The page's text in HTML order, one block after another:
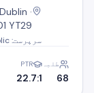
·
YT29
سرپرست: Catholic
طلبہ
68
PTR
22.7:1